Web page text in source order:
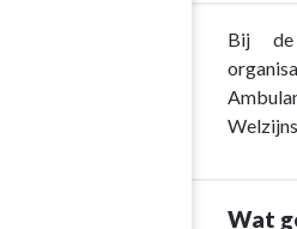
Terug
navigatie
Sociaal
Bij de
Wat